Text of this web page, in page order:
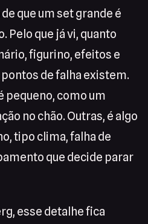
que um set grande é
Pelo que já vi, quanto
figurino, efeitos e
de falha existem.
pequeno, como um
no chão. Outras, é algo
tipo clima, falha de
que decide parar
esse detalhe fica